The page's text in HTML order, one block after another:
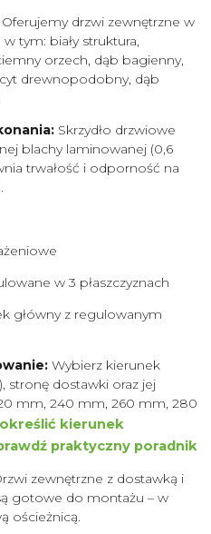
Oferujemy drzwi zewnętrzne w
tym: biały struktura,
orzech, dąb bagienny,
drewnopodobny, dąb
Skrzydło drzwiowe
blachy laminowanej (0,6
trwałość i odporność na
w 3 płaszczyznach
główny z regulowanym
Wybierz kierunek
stronę dostawki oraz jej
mm, 240 mm, 260 mm, 280
określić kierunek
praktyczny poradnik
zewnętrzne z dostawką i
gotowe do montażu – w
ościeżnicą.